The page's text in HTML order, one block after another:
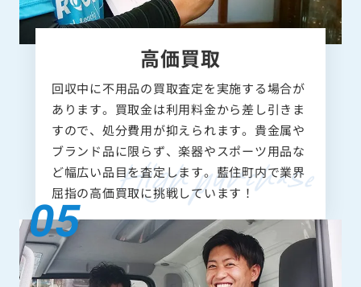
高価買取
回収中に不用品の買取査定を実施する場合が
あります。買取金は利用料金から差し引きま
すので、処分費用が抑えられます。貴金属や
ブランド品に限らず、楽器やスポーツ用品な
ど幅広い品目を査定します。藍住町内で業界
屈指の高価買取に挑戦しています！